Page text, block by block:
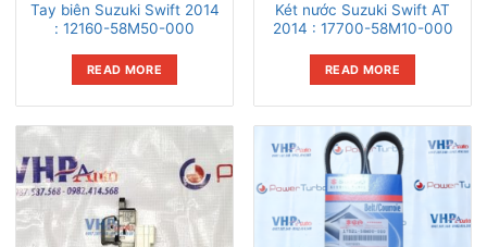
Tay biên Suzuki Swift 2014
: 12160-58M50-000
READ MORE
Két nước Suzuki Swift AT
2014 : 17700-58M10-000
READ MORE